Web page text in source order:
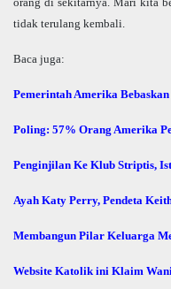
tidak terulang kembali.
Baca juga:
Pemerintah Amerika
Poling: 57% Orang Amerika
Penginjilan Ke Klub Striptis,
Ayah Katy Perry, Pendeta
Membangun Pilar Keluarga
Website Katolik ini Klaim